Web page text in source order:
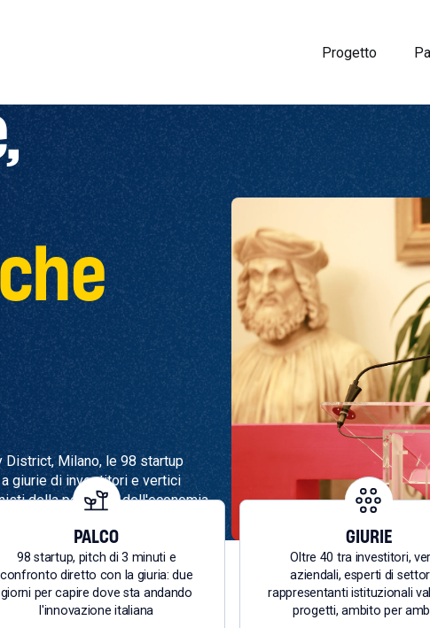
Progetto
Milano, le 98 startup
giurie di investitori e vertici
della politica e dell'economia
PALCO
98 startup, pitch di 3 minuti e
confronto diretto con la giuria: due
giorni per capire dove sta andando
l'innovazione italiana
GIURIE
Oltre 40 tra investitori,
aziendali, esperti di
rappresentanti istituzionali
progetti, ambito per